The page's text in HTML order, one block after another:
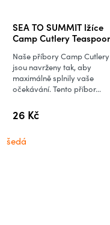
SEA TO SUMMIT lžíce
Camp Cutlery
26 Kč
Naše příbory Camp Cutlery
jsou navrženy tak, aby
maximálně splnily vaše
očekávání. Tento příbor...
šedá